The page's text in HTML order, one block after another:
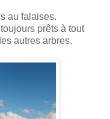
au falaises.
prêts à tout
autres arbres.